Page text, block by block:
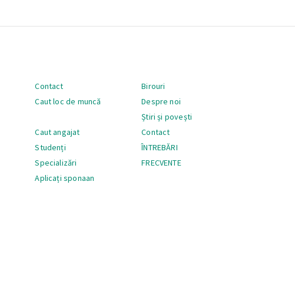
Navigare
Contact
Caut loc de muncă
Caut angajat
Studenți
Specializări
Aplicați sponaan
Birouri
Despre noi
Știri și povești
Contact
ÎNTREBĂRI
FRECVENTE